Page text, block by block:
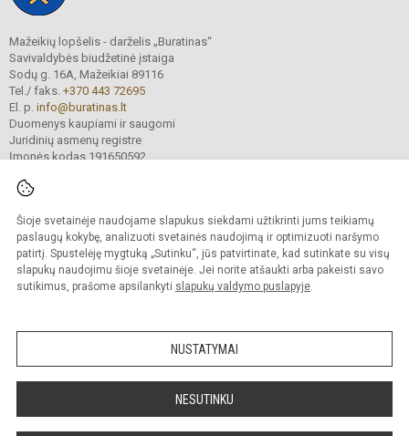
Šioje svetainėje naudojame slapukus siekdami užtikrinti jums teikiamų
paslaugų kokybę, analizuoti svetainės naudojimą ir optimizuoti naršymo
patirtį. Spustelėję mygtuką „Sutinku“, jūs patvirtinate, kad sutinkate su visų
slapukų naudojimu šioje svetainėje. Jei norite atšaukti arba pakeisti savo
sutikimus, prašome apsilankyti slapukų valdymo puslapyje.
NUSTATYMAI
NESUTINKU
Mažeikių lopšelis - darželis „Buratinas“
Savivaldybės biudžetinė įstaiga
Sodų g. 16A, Mažeikiai 89116
Tel./ faks. +370 443 72695
El. p. info@buratinas.lt
Duomenys kaupiami ir saugomi
Juridinių asmenų registre
Įmonės kodas 191650592
© 2024. Mažeikių lopšelis - darželis „Buratinas“. Visos teisės saugomos.
Kopijuoti turinį be raštiško įstaigos administracijos sutikimo griežtai draudžiama.
Prieinamumo paraiška Slapukų valdymas
Sumanus būdas atnaujinti